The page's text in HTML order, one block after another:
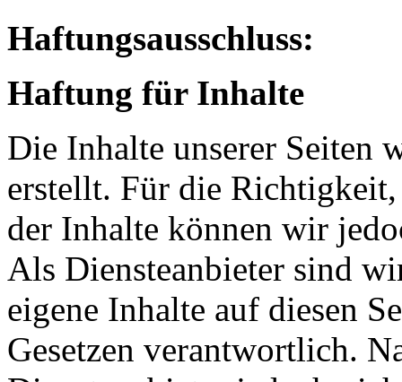
Haftungsausschluss:
Haftung für Inhalte
Die Inhalte unserer Seiten
erstellt. Für die
der Inhalte können wir
Als Diensteanbieter sind
eigene Inhalte auf diesen
Gesetzen verantwortlich.